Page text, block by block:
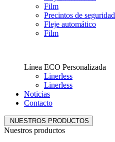
Film
Precintos de seguridad
Fleje automático
Film
Línea ECO Personalizada
Linerless
Linerless
Noticias
Contacto
NUESTROS PRODUCTOS
Nuestros productos